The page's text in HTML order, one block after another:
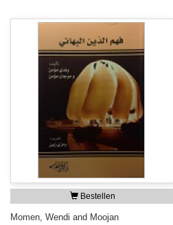
Bestellen
Momen, Wendi and Moojan